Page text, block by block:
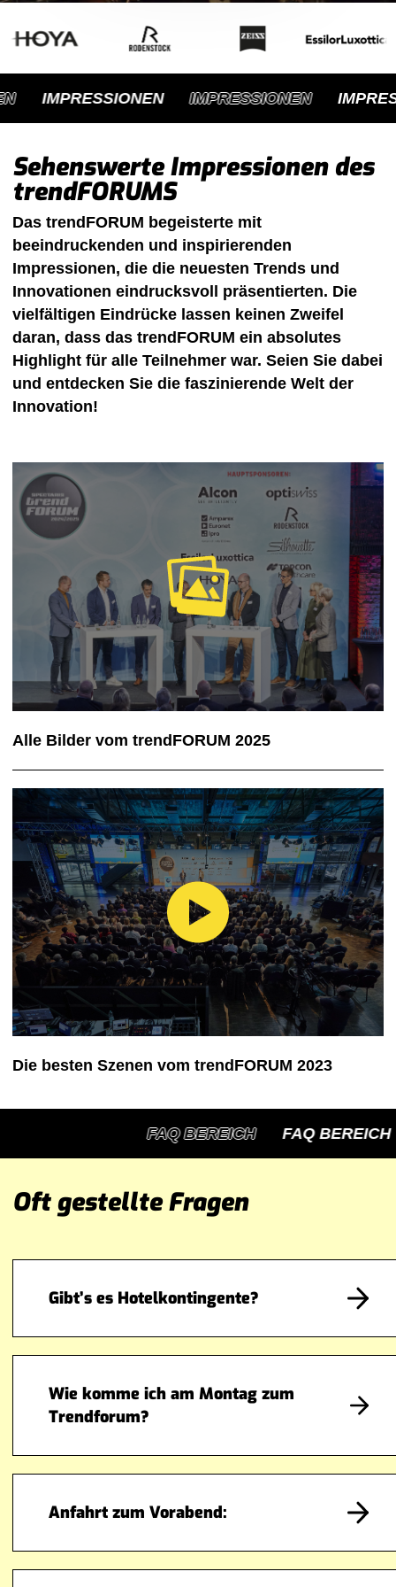
jetzt
2-
Jahres-
Turnus
IMPRESSIONEN IMPRESSIONEN
Sehenswerte Impressionen des
trendFORUMS
Das trendFORUM begeisterte mit
beeindruckenden und inspirierenden
Impressionen, die die neuesten Trends und
Innovationen eindrucksvoll präsentierten. Die
vielfältigen Eindrücke lassen keinen Zweifel
daran, dass das trendFORUM ein absolutes
Highlight für alle Teilnehmer war. Seien Sie dabei
und entdecken Sie die faszinierende Welt der
Innovation!
Alle Bilder vom trendFORUM 2025
Die besten Szenen vom trendFORUM 2023
FAQ BEREICH FAQ BEREICH
Oft gestellte Fragen
Gibt’s es Hotelkontingente?
Wie komme ich am Montag zum
Trendforum?
Anfahrt zum Vorabend: